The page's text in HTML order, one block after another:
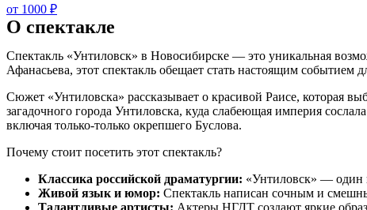
от 1000 ₽
О спектакле
Спектакль «Унтиловск» в Новосибирске — это уникальная
Афанасьева, этот спектакль обещает стать настоящим событием
Сюжет «Унтиловска» рассказывает о красивой Раисе, которая
загадочного города Унтиловска, куда слабеющая империя
включая только-только окрепшего Буслова.
Почему стоит посетить этот спектакль?
Классика российской драматургии: «Унтиловск» — один
Живой язык и юмор: Спектакль написан сочным и
Талантливые артисты: Актеры НГДТ создают яркие